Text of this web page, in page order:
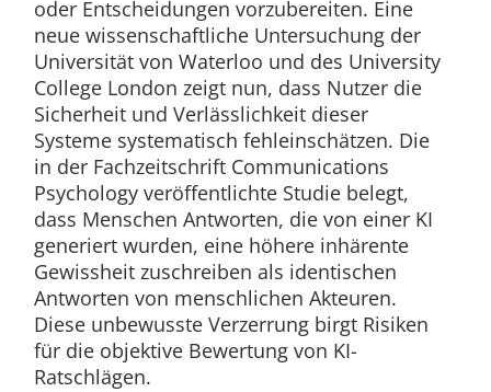
oder Entscheidungen vorzubereiten. Eine
neue wissenschaftliche Untersuchung der
Universität von Waterloo und des University
College London zeigt nun, dass Nutzer die
Sicherheit und Verlässlichkeit dieser
Systeme systematisch fehleinschätzen. Die
in der Fachzeitschrift Communications
Psychology veröffentlichte Studie belegt,
dass Menschen Antworten, die von einer KI
generiert wurden, eine höhere inhärente
Gewissheit zuschreiben als identischen
Antworten von menschlichen Akteuren.
Diese unbewusste Verzerrung birgt Risiken
für die objektive Bewertung von KI-
Ratschlägen.